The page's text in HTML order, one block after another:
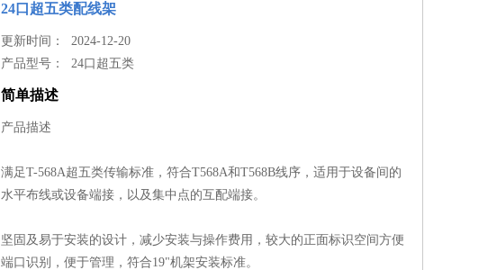
24口超五类配线架
更新时间： 2024-12-20
产品型号：24口超五类
简单描述
产品描述
满足T-568A超五类传输标准，符合T568A和T568B线序，适用于设备间的
水平布线或设备端接，以及集中点的互配端接。
坚固及易于安装的设计，减少安装与操作费用，较大的正面标识空间方便
端口识别，便于管理，符合19"机架安装标准。